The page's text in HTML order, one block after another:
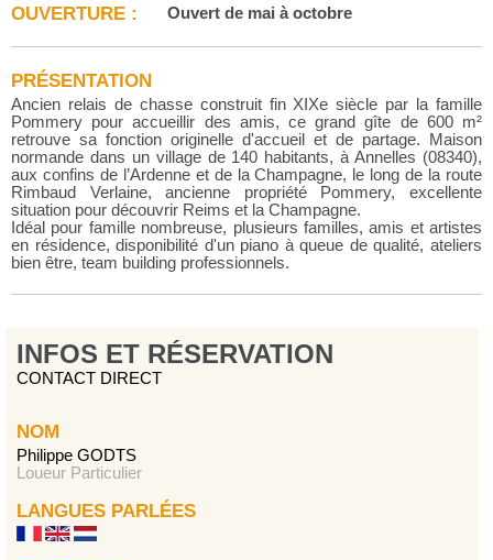
OUVERTURE : Ouvert de mai à octobre
PRÉSENTATION
Ancien relais de chasse construit fin XIXe siècle par la famille
Pommery pour accueillir des amis, ce grand gîte de 600 m²
retrouve sa fonction originelle d'accueil et de partage. Maison
normande dans un village de 140 habitants, à Annelles (08340),
aux confins de l’Ardenne et de la Champagne, le long de la route
Rimbaud Verlaine, ancienne propriété Pommery, excellente
situation pour découvrir Reims et la Champagne.
Idéal pour famille nombreuse, plusieurs familles, amis et artistes
en résidence, disponibilité d'un piano à queue de qualité, ateliers
bien être, team building professionnels.
INFOS ET RÉSERVATION
CONTACT DIRECT
NOM
Philippe GODTS
Loueur Particulier
LANGUES PARLÉES